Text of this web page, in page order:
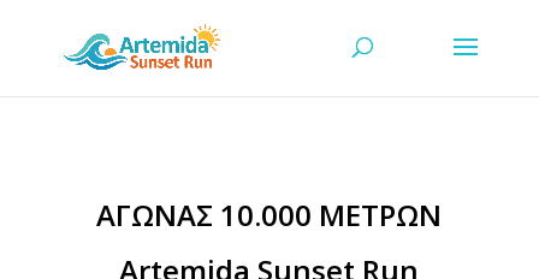
ΑΓΩΝΑΣ 10.000 ΜΕΤΡΩΝ
Artemida Sunset Run